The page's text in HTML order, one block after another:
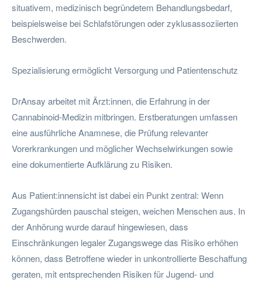
situativem, medizinisch begründetem Behandlungsbedarf,
beispielsweise bei Schlafstörungen oder zyklusassoziierten
Beschwerden.
Spezialisierung ermöglicht Versorgung und Patientenschutz
DrAnsay arbeitet mit Ärzt:innen, die Erfahrung in der
Cannabinoid-Medizin mitbringen. Erstberatungen umfassen
eine ausführliche Anamnese, die Prüfung relevanter
Vorerkrankungen und möglicher Wechselwirkungen sowie
eine dokumentierte Aufklärung zu Risiken.
Aus Patient:innensicht ist dabei ein Punkt zentral: Wenn
Zugangshürden pauschal steigen, weichen Menschen aus. In
der Anhörung wurde darauf hingewiesen, dass
Einschränkungen legaler Zugangswege das Risiko erhöhen
können, dass Betroffene wieder in unkontrollierte Beschaffung
geraten, mit entsprechenden Risiken für Jugend- und